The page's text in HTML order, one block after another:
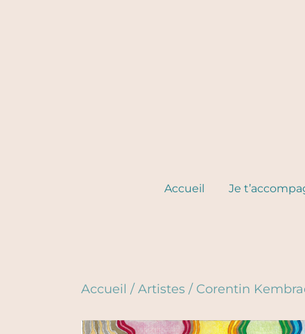
Accueil Je
Accueil / Artistes / Corentin